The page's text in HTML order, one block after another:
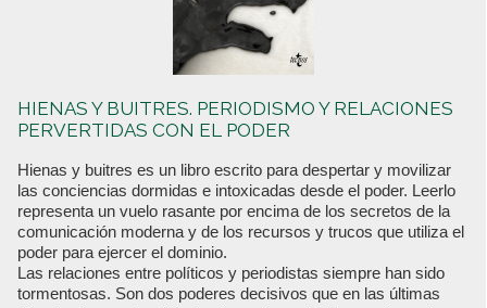
HIENAS Y BUITRES. PERIODISMO Y RELACIONES
PERVERTIDAS CON EL PODER
Hienas y buitres es un libro escrito para despertar y movilizar
las conciencias dormidas e intoxicadas desde el poder. Leerlo
representa un vuelo rasante por encima de los secretos de la
comunicación moderna y de los recursos y trucos que utiliza el
poder para ejercer el dominio.
Las relaciones entre políticos y periodistas siempre han sido
tormentosas. Son dos poderes decisivos que en las últimas